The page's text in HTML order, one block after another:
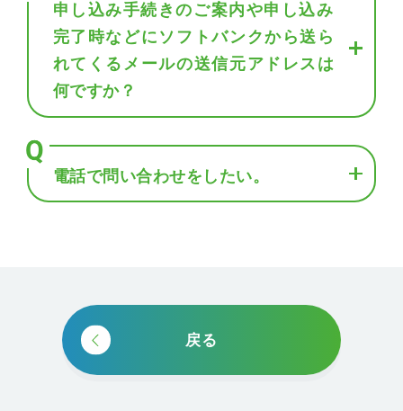
申し込み手続きのご案内や申し込み
完了時などにソフトバンクから送ら
れてくるメールの送信元アドレスは
何ですか？
電話で問い合わせをしたい。
戻る